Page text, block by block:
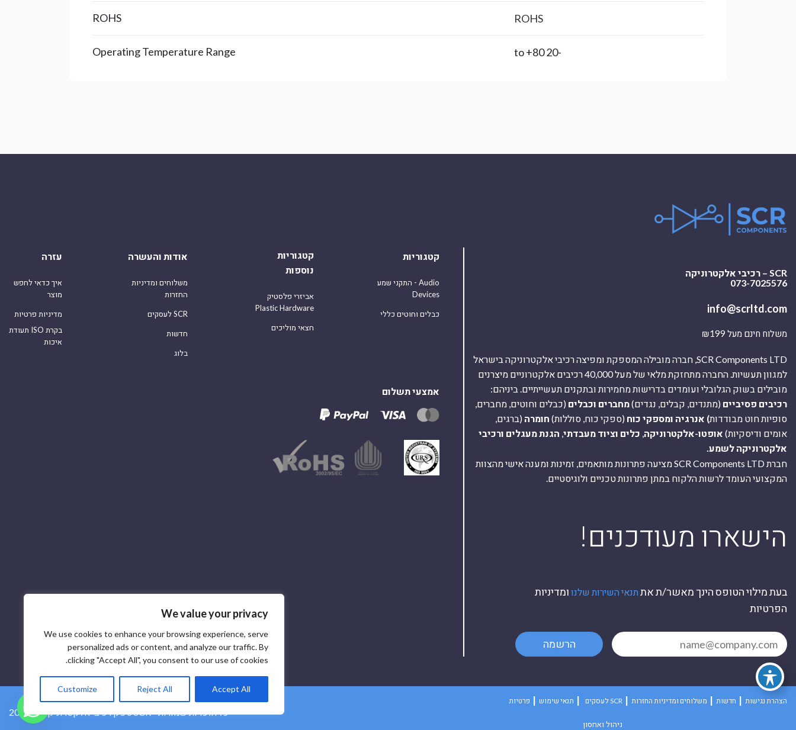
We value your privacy
We use cookies to enhance your browsing experience, serve
personalized ads or content, and analyze our traffic. By
clicking "Accept All", you consent to our use of cookies.
Customize Reject All Accept All
ROHS ROHS
Operating Temperature Range -20 to +80
SCR – רכיבי אלקטרוניקה
073-7025576
info@scrltd.com
משלוח חינם מעל ₪199
SCR Components LTD, חברה מובילה המספקת ומפיצה רכיבי אלקטרוניקה בישראל
למגוון תעשיות. החברה מתחזקת מלאי של מעל 40,000 רכיבים אלקטרוניים מיצרנים
מובילים בשוק הגלובלי ועומדים בדרישות מחמירות ובתקנים תעשייתיים. ביניהם:
רכיבים פסיביים (מתנדים, קבלים, נגדים)מחברים וכבלים (כבלים וחוטים, מחברים,
סופיות חוט מבודדות) אנרגיה ומספקי כוח (ספקי כוח, סוללות) חומרה (ברגים,
אומים ודיסקיות) אופטו-אלקטרוניקה כלים וציוד מעבדתי הגנת מעגלים ורכיבי
אלקטרוניקה לשמע.
חברת SCR Components LTD מציעה פתרונות מותאמים, זמינות ומענה אישי מהצוות
המקצועי העומד לרשות הלקוח במתן פתרונות טכניים ולוגיסטיים.
!הישארו מעודכנים
בעת מילוי הטופס הינך מאשר/ת את תנאי השירות שלנו ומדיניות
הפרטיות
הרשמה
קטגוריות
התקני שמע - Audio
Devices
כבלים וחוטים כללי
קטגוריות
נוספות
אביזרי פלסטיק
Plastic Hardware
חצאי מוליכים
אודות והעשרה
משלוחים ומדיניות
החזרות
לעסקים SCR
חדשות
בלוג
עזרה
איך כדאי לחפש
מוצר
מדיניות פרטיות
תעודת ISO בקרת
איכות
אמצעי תשלום
2026 © ספק רכיבי אלקטרוניקה SCR - כל הזכויות שמורות
פרטיות תנאי שימוש לעסקים SCR
ניהול ואחסון
משלוחים ומדיניות החזרות חדשות הצהרת נגישות